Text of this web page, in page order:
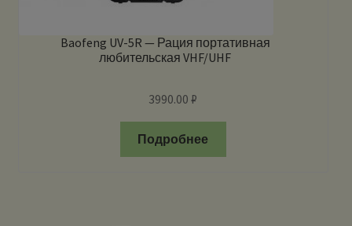
Baofeng UV-5R — Рация портативная
любительская VHF/UHF
3990.00₽
Подробнее